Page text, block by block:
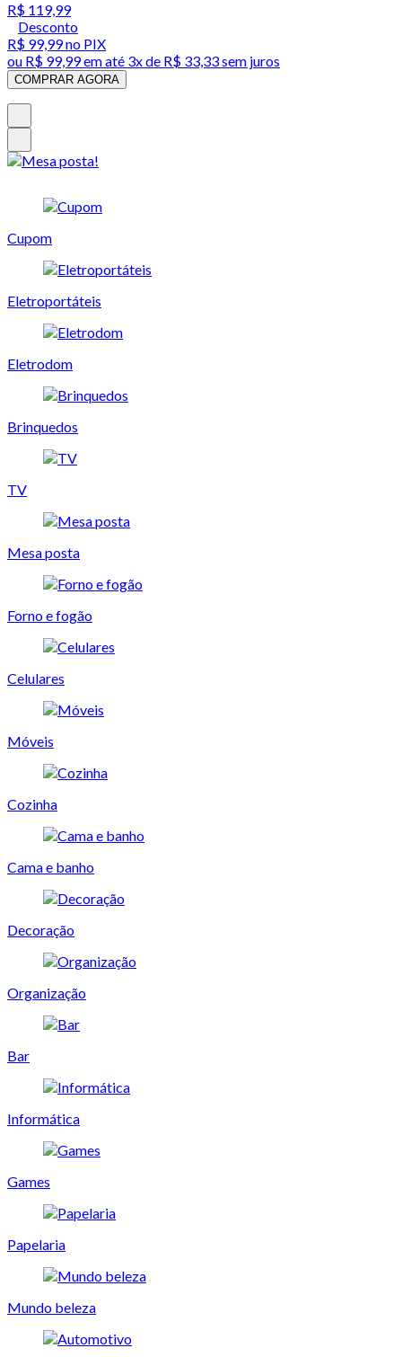
R$ 119,99
Desconto
R$ 99,99no PIX
ou R$ 99,99em até 3x de R$ 33,33 sem juros
COMPRAR AGORA
Cupom
Eletroportáteis
Eletrodom
Brinquedos
TV
Mesa posta
Forno e fogão
Celulares
Móveis
Cozinha
Cama e banho
Decoração
Organização
Bar
Informática
Games
Papelaria
Mundo beleza